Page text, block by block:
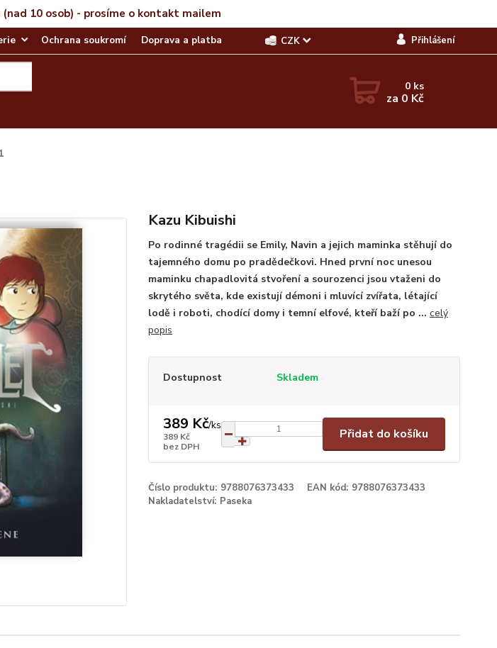
10 osob) - prosíme o kontakt mailem
Ochrana soukromí Doprava a platba CZK Přihlášení
0 ks
za 0 Kč
Kazu Kibuishi
Po rodinné tragédii se Emily, Navin a jejich maminka stěhují do
tajemného domu po pradědečkovi. Hned první noc unesou
maminku chapadlovitá stvoření a sourozenci jsou vtaženi do
skrytého světa, kde existují démoni i mluvící zvířata, létající
lodě i roboti, chodící domy i temní elfové, kteří baží po ... celý
popis
Dostupnost Skladem
389 Kč/ks
389 Kč
bez DPH
Přidat do košíku
Číslo produktu: 9788076373433 EAN kód: 9788076373433
Nakladatelství: Paseka